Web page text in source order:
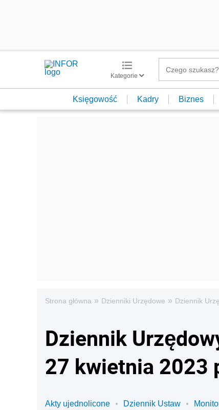
Kategorie
Księgowość Kadry Biznes
Strona główna » Dzienniki Urzędowe » Dziennik
Dziennik
27 kwietnia 2023
Akty ujednolicone Dziennik Ustaw